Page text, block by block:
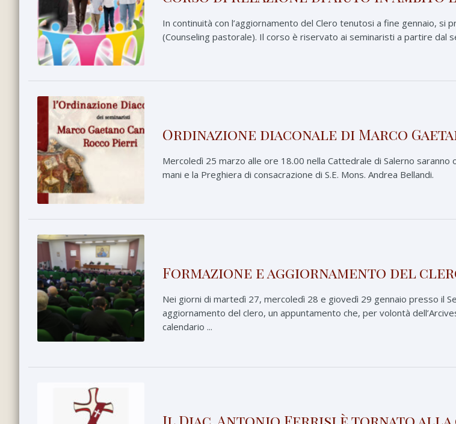
In continuità con l’aggiornamento del Clero tenutosi a fine gennaio, si
(Counseling pastorale). Il corso è riservato ai seminaristi a partire dal
Ordinazione diaconale di Marco
Mercoledì 25 marzo alle ore 18.00 nella Cattedrale di Salerno
mani e la Preghiera di consacrazione di S.E. Mons. Andrea Bellandi.
Formazione e aggiornamento del
Nei giorni di martedì 27, mercoledì 28 e giovedì 29 gennaio presso il
aggiornamento del clero, un appuntamento che, per volontà
calendario ...
Il Diac. Antonio Ferrisi è tornato alla